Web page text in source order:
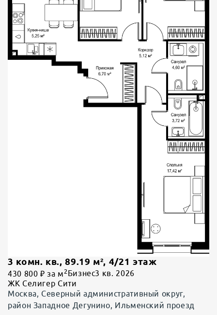
3 комн. кв., 89.19 м², 4/21 этаж
430 800 ₽ за м 2 Бизнес3 кв. 2026
ЖК Селигер Сити
Москва, Северный административный округ,
район Западное Дегунино, Ильменский проезд